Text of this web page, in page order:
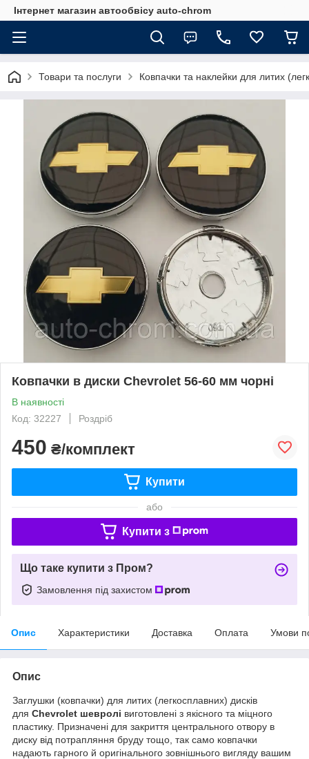
Інтернет магазин автообвісу auto-chrom
Товари та послуги Ковпачки та наклейки для литих
Ковпачки в диски Chevrolet 56-60 мм чорні
В наявності
Код: 32227
Роздріб
450 ₴/комплект
Купити
або
Купити з
Що таке купити з Пром?
Замовлення під захистом
Опис Характеристики Доставка Оплата Умови
Опис
Заглушки (ковпачки) для литих (легкосплавних) дисків
для Chevrolet шевролі виготовлені з якісного та міцного
пластику. Призначені для закриття центрального отвору в
диску від потрапляння бруду тощо, так само ковпачки
надають гарного й оригінального зовнішнього вигляду вашим